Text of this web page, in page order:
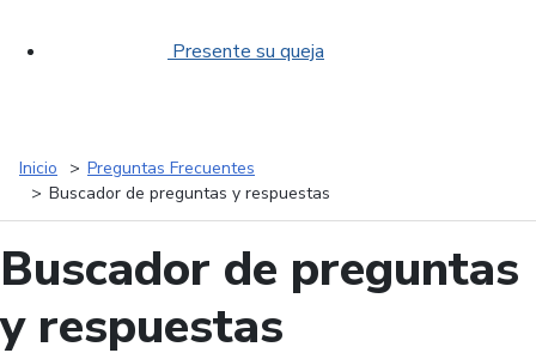
Presente su queja
Inicio
Preguntas Frecuentes
Buscador de preguntas y respuestas
Buscador de preguntas
y respuestas